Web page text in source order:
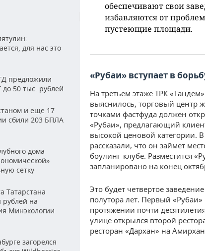
для нас это
предложили
50 тыс. рублей
и еще 17
сбили 203 БПЛА
дома
сетку
Татарстана
рублей на
Минэкологии
загорелся
обеспечивают свои
избавляются от
пустеющие площади.
«Рубаи» вступает в
На третьем этаже ТРК
выяснилось, торговый центр
точками фастфуда должен
«Рубаи», предлагающий
высокой ценовой категории.
рассказали, что он займет
боулинг-клубе. Разместится
запланировано на конец
Это будет четвертое
полутора лет. Первый
протяжении почти
улице открылся второй
ресторан «Дархан» на